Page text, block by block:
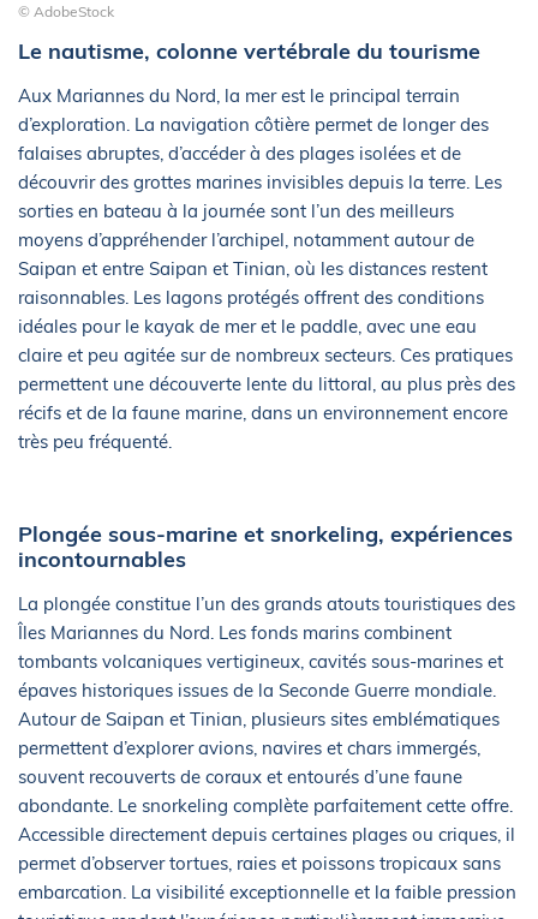
© AdobeStock
Le nautisme, colonne vertébrale du tourisme
Aux Mariannes du Nord, la mer est le principal terrain
d’exploration. La navigation côtière permet de longer des
falaises abruptes, d’accéder à des plages isolées et de
découvrir des grottes marines invisibles depuis la terre. Les
sorties en bateau à la journée sont l’un des meilleurs
moyens d’appréhender l’archipel, notamment autour de
Saipan et entre Saipan et Tinian, où les distances restent
raisonnables. Les lagons protégés offrent des conditions
idéales pour le kayak de mer et le paddle, avec une eau
claire et peu agitée sur de nombreux secteurs. Ces pratiques
permettent une découverte lente du littoral, au plus près des
récifs et de la faune marine, dans un environnement encore
très peu fréquenté.
Plongée sous-marine et snorkeling, expériences
incontournables
La plongée constitue l’un des grands atouts touristiques des
Îles Mariannes du Nord. Les fonds marins combinent
tombants volcaniques vertigineux, cavités sous-marines et
épaves historiques issues de la Seconde Guerre mondiale.
Autour de Saipan et Tinian, plusieurs sites emblématiques
permettent d’explorer avions, navires et chars immergés,
souvent recouverts de coraux et entourés d’une faune
abondante. Le snorkeling complète parfaitement cette offre.
Accessible directement depuis certaines plages ou criques, il
permet d’observer tortues, raies et poissons tropicaux sans
embarcation. La visibilité exceptionnelle et la faible pression